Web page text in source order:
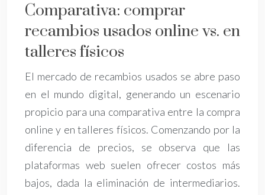
Comparativa: comprar
recambios usados online vs. en
talleres físicos
El mercado de recambios usados se abre paso
en el mundo digital, generando un escenario
propicio para una comparativa entre la compra
online y en talleres físicos. Comenzando por la
diferencia de precios, se observa que las
plataformas web suelen ofrecer costos más
bajos, dada la eliminación de intermediarios.